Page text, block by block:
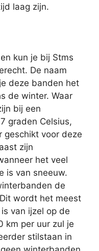
laag zijn.
kun je bij Stms
De naam
deze banden het
de winter. Waar
bij een
graden Celsius,
geschikt voor deze
zijn
het veel
is van sneeuw.
de
wordt het meest
van ijzel op de
km per uur zul je
stilstaan in